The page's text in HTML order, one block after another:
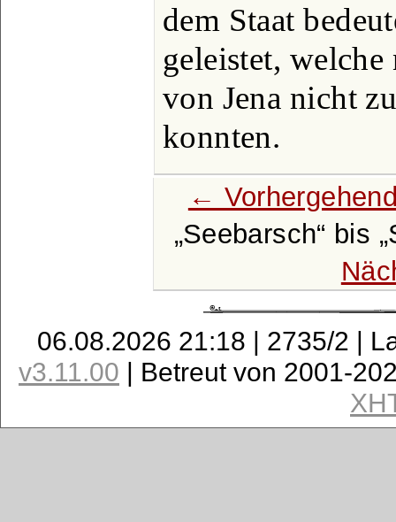
dem Staat
geleistet,
von Jena nicht
konnten.
←
Seebarsch
bis
06.08.2026 21:18 | 2735/2 |
v3.11.00 | Betreut von 2001-